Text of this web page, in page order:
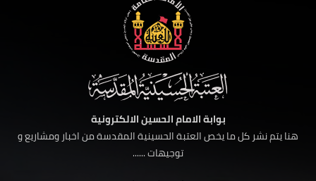
بوابة الامام الحسين الالكترونية
هنا يتم نشر كل ما يخص العتبة الحسينية المقدسة من اخبار ومشاريع و
توجيهات ......